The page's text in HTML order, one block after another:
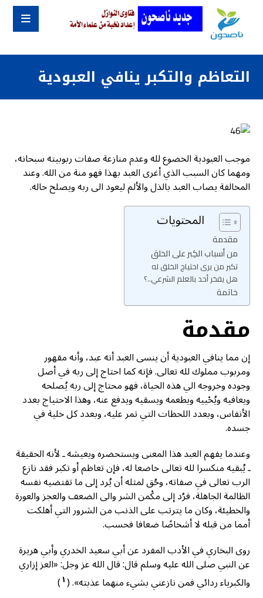
التعاظم والتكبر ينافي العبودية
موجب العبودية الخضوع لله وعدم منازعة صفات ربوبيته سبحانه،
ومهما كان السبب الذي أغرى العبد بهذا فهو منة من الله. وعند
المخالفة يصاب العبد بالذل والألم ليعود الى ربه ويصلح حاله.
المحتويات
مقدمة
من أسباب الكِبر على الخلق
تكبر من يرى احتياج الخلق له
هل يفخر أحد بالعلم الشرعي..؟
خاتمة
مقدمة
إن مما ينافي العبودية أن ينسى العبد أنه عبد، وأنه مقهور
ومربوب مملوك لله تعالى. فإنه كما احتاج إلى ربه في أصل
وجوده وخروجه الي هذه الحياة، فهو محتاج إلى ربه يُصلحه
ويعافيه ويُحْييه ويطعمه ويسقيه ويدفع عنه، وهذا الاحتياج بعدد
الأنفاس، وبعدد اللحظات التي تمر عليه، وبعدد كل خلية في
جسده.
وعندما يفهم العبد هذا المعنى ويستحضره ويعيشه ـ لأنه الحقيقة
ـ يُبقيه منكسرا لله تعالى خاضعا له، فإن تعاظم أو تكبر فقد نازع
الرب تعالى في صفاته، وحُق لمثله أن يُرد إلى ما تقتضيه نفسه
الظالمة الجاهلة، فرُد إلى مكْمن الشر والى الضعف والعجز والعورة
والخطيئة، وكان ما يترتب على الذنب من الشرور التي أهلكت
أمما من قبله لا أشخاصًا ضعافا فحسب.
روى البخاري في الأدب المفرد عن أبي سعيد الخدري وأبي هريرة
عن النبي صلى الله عليه وسلم قال: قال الله عز وجل: «العز إزاري
والكبرياء ردائي فمن نازعني بشيء منهما عذبته». (١)